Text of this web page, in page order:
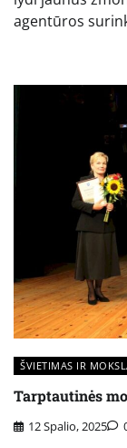
agentūros
ŠVIETIMAS IR
Tarptautinės
12 Spalio, 2025